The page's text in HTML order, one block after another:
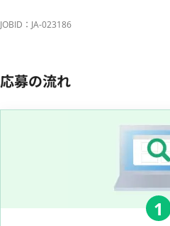
JOBID：JA-023186
応募の流れ
1